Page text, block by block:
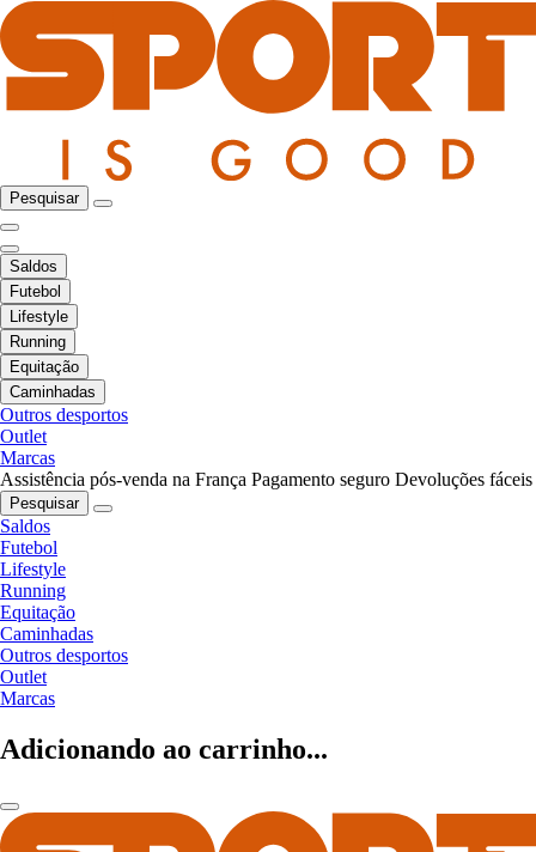
Pesquisar
Saldos
Futebol
Lifestyle
Running
Equitação
Caminhadas
Outros desportos
Outlet
Marcas
Assistência pós-venda na França Pagamento seguro Devoluções fáceis
Pesquisar
Saldos
Futebol
Lifestyle
Running
Equitação
Caminhadas
Outros desportos
Outlet
Marcas
Adicionando ao carrinho...